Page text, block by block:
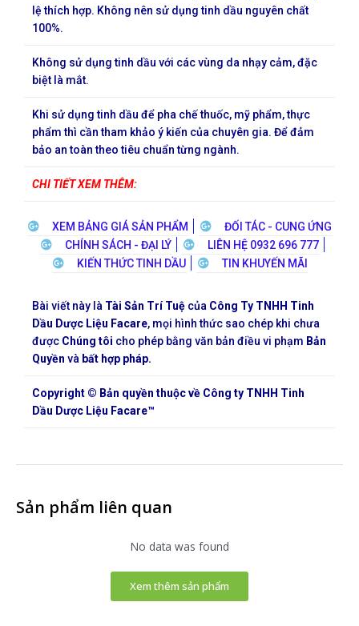
lệ thích hợp. Không nên sử dụng tinh dầu nguyên chất
100%.
Không sử dụng tinh dầu với các vùng da nhạy cảm, đặc
biệt là mắt.
Khi sử dụng tinh dầu để pha chế thuốc, mỹ phẩm, thực
phẩm thì cần tham khảo ý kiến của chuyên gia. Để đảm
bảo an toàn theo tiêu chuẩn từng ngành.
CHI TIẾT XEM THÊM:
XEM BẢNG GIÁ SẢN PHẨM
ĐỐI TÁC - CUNG ỨNG
CHÍNH SÁCH - ĐẠI LÝ
LIÊN HỆ 0932 696 777
KIẾN THỨC TINH DẦU
TIN KHUYẾN MÃI
Bài viết này là Tài Sản Trí Tuệ của Công Ty TNHH Tinh
Dầu Dược Liệu Facare, mọi hình thức sao chép khi chưa
được Chúng tôi cho phép bằng văn bản điều vi phạm Bản
Quyền và bất hợp pháp.
Copyright © Bản quyền thuộc về Công ty TNHH Tinh
Dầu Dược Liệu Facare™
Sản phẩm liên quan
No data was found
Xem thêm sản phẩm